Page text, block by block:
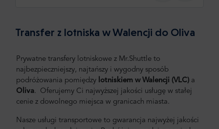
Transfer z lotniska w Walencji do Oliva
Prywatne transfery lotniskowe z Mr.Shuttle to
najbezpieczniejszy, najtańszy i wygodny sposób
podróżowania pomiędzy lotniskiem w Walencji (VLC) a
Oliva. Oferujemy Ci najwyższej jakości usługę w stałej
cenie z dowolnego miejsca w granicach miasta.
Nasze usługi transportowe to gwarancja najwyżej jakości